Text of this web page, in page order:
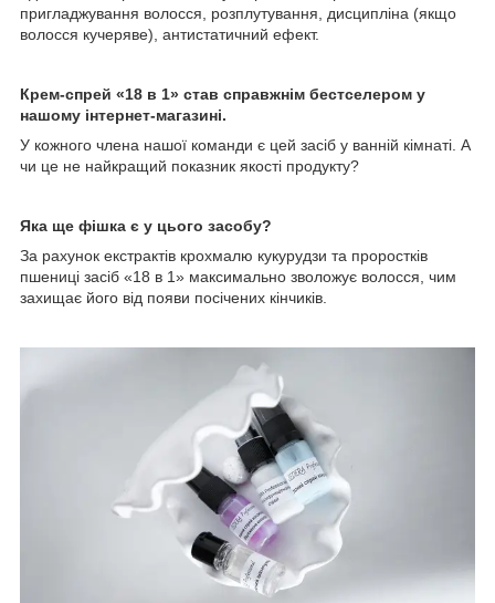
пригладжування волосся, розплутування, дисципліна (якщо
волосся кучеряве), антистатичний ефект.
Крем-спрей «18 в 1» став справжнім бестселером у
нашому інтернет-магазині.
У кожного члена нашої команди є цей засіб у ванній кімнаті. А
чи це не найкращий показник якості продукту?
Яка ще фішка є у цього засобу?
За рахунок екстрактів крохмалю кукурудзи та проростків
пшениці засіб «18 в 1» максимально зволожує волосся, чим
захищає його від появи посічених кінчиків.